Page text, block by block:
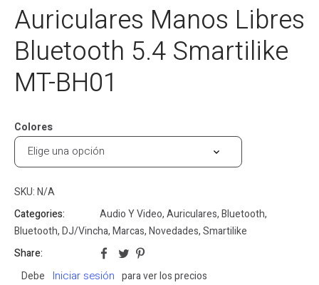
Auriculares Manos Libres
Bluetooth 5.4 Smartilike
MT-BH01
Colores
SKU:N/A
Categories:
Audio Y Video,Auriculares,Bluetooth,
Bluetooth,DJ/Vincha,Marcas,Novedades,Smartilike
Share:
Debe
Iniciar sesión para ver los precios